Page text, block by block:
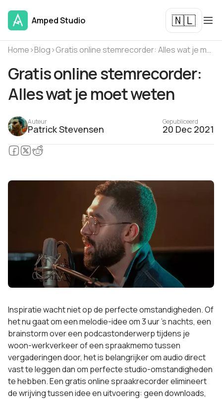
Amped Studio 🇳🇱
Home›Blog› Gratis online stemrecorder: Alles wat je moet weten
Gratis online stemrecorder:
Alles wat je moet weten
Auteur
Patrick Stevensen
Gepubliceerd
20 Dec 2021
Inspiratie wacht niet op de perfecte omstandigheden. Of
het nu gaat om een melodie-idee om 3 uur 's nachts, een
brainstorm over een podcastonderwerp tijdens je
woon-werkverkeer of een spraakmemo tussen
vergaderingen door, het is belangrijker om audio direct
vast te leggen dan om perfecte studio-omstandigheden
te hebben. Een gratis online spraakrecorder elimineert
de wrijving tussen idee en uitvoering: geen downloads,